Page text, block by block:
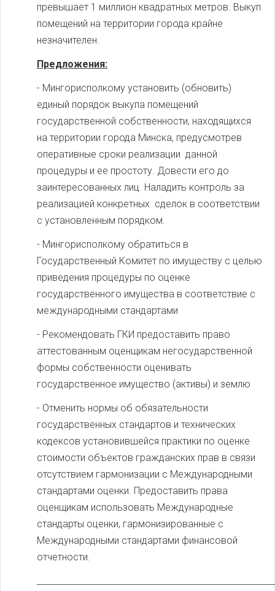
превышает 1 миллион квадратных метров. Выкуп
помещений на территории города крайне
незначителен.
Предложения:
- Мингорисполкому установить (обновить)
единый порядок выкупа помещений
государственной собственности, находящихся
на территории города Минска, предусмотрев
оперативные сроки реализации данной
процедуры и ее простоту. Довести его до
заинтересованных лиц. Наладить контроль за
реализацией конкретных сделок в соответствии
с установленным порядком.
- Мингорисполкому обратиться в
Государственный Комитет по имуществу с целью
приведения процедуры по оценке
государственного имущества в соответствие с
международными стандартами
- Рекомендовать ГКИ предоставить право
аттестованным оценщикам негосударственной
формы собственности оценивать
государственное имущество (активы) и землю
- Отменить нормы об обязательности
государственных стандартов и технических
кодексов установившейся практики по оценке
стоимости объектов гражданских прав в связи
отсутствием гармонизации с Международными
стандартами оценки. Предоставить права
оценщикам использовать Международные
стандарты оценки, гармонизированные с
Международными стандартами финансовой
отчетности.